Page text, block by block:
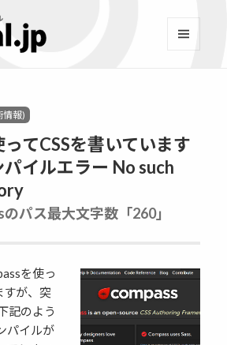
サイトスパイラル
情報)
てCSSを書いています
イルエラー No such
パス最大文字数「260」
を使っ
すが、突
記のよう
パイルが